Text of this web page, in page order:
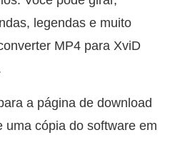
legendas e muito
MP4 para XviD
a página de download
uma cópia do software em